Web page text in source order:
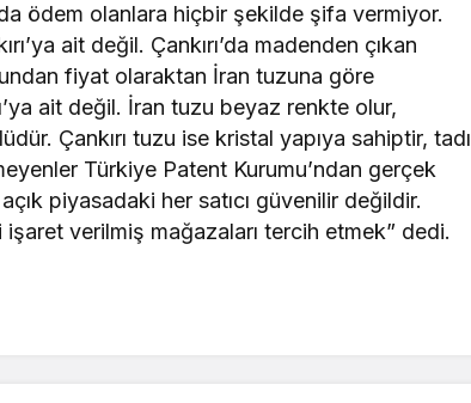
ödem olanlara hiçbir şekilde şifa vermiyor.
ait değil. Çankırı’da madenden çıkan
fiyat olaraktan İran tuzuna göre
ait değil. İran tuzu beyaz renkte olur,
Çankırı tuzu ise kristal yapıya sahiptir, tadı
Türkiye Patent Kurumu’ndan gerçek
piyasadaki her satıcı güvenilir değildir.
verilmiş mağazaları tercih etmek” dedi.